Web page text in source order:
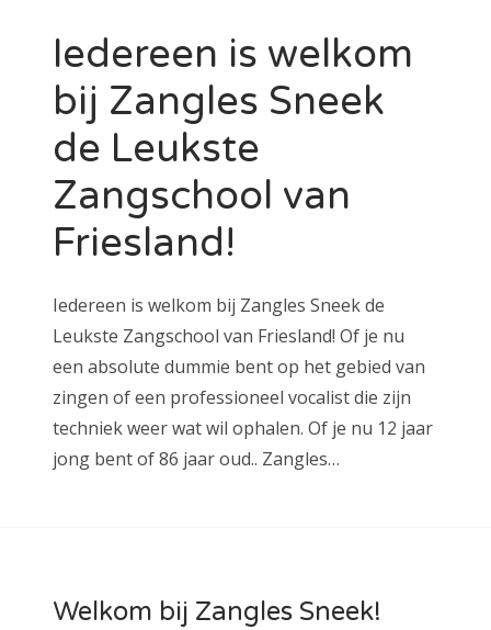
Iedereen is welkom
bij Zangles Sneek
de Leukste
Zangschool van
Friesland!
Iedereen is welkom bij Zangles Sneek de
Leukste Zangschool van Friesland! Of je nu
een absolute dummie bent op het gebied van
zingen of een professioneel vocalist die zijn
techniek weer wat wil ophalen. Of je nu 12 jaar
jong bent of 86 jaar oud.. Zangles…
Welkom bij Zangles Sneek!